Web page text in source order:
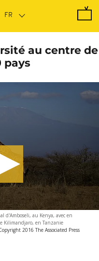
au centre de
pays
d'Amboseli, au Kenya, avec en
Kilimandjaro, en Tanzanie
2016 The Associated Press